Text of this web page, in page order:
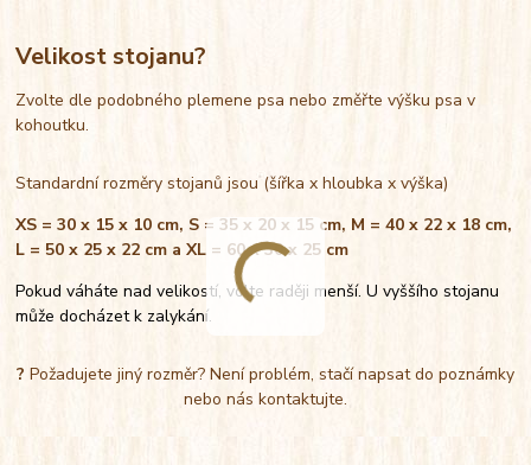
Velikost stojanu?
Zvolte dle podobného plemene psa nebo změřte výšku psa v
kohoutku.
Standardní rozměry stojanů jsou (šířka x hloubka x výška)
XS = 30 x 15 x 10 cm, S = 35 x 20 x 15 cm, M = 40 x 22 x 18 cm,
L = 50 x 25 x 22 cm a XL = 60 x 30 x 25 cm
Pokud váháte nad velikostí, volte raději menší. U vyššího stojanu
může docházet k zalykání.
? Požadujete jiný rozměr? Není problém, stačí napsat do poznámky
nebo nás kontaktujte.